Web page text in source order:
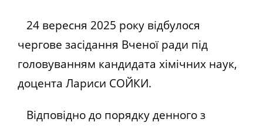
24 вересня 2025 року відбулося
чергове засідання Вченої ради під
головуванням кандидата хімічних наук,
доцента Лариси СОЙКИ.
Відповідно до порядку денного з